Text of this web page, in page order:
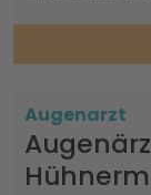
Augenarzt